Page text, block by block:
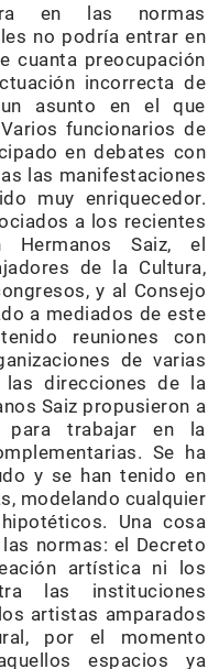
en las normas
no podría entrar en
cuanta preocupación
incorrecta de
asunto en el que
funcionarios de
en debates con
las manifestaciones
muy enriquecedor.
a los recientes
Hermanos Saiz, el
de la Cultura,
y al Consejo
a mediados de este
reuniones con
de varias
direcciones de la
Saiz propusieron a
para trabajar en la
Se ha
y se han tenido en
modelando cualquier
Una cosa
normas: el Decreto
artística ni los
las instituciones
artistas amparados
por el momento
espacios ya